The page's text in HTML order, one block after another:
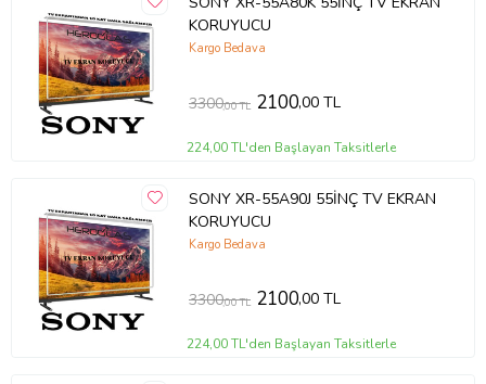
KORUYUCU
Kargo Bedava
3300,00 TL 2100,00 TL
224,00 TL'den Başlayan Taksitlerle
SONY XR-55A90J 55İNÇ TV EKRAN
KORUYUCU
Kargo Bedava
3300,00 TL 2100,00 TL
224,00 TL'den Başlayan Taksitlerle